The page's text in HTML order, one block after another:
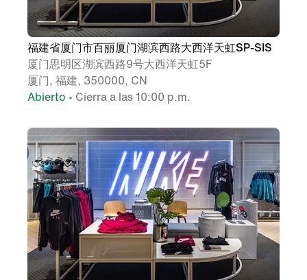
福建省厦门市百丽厦门湖滨西路大西洋天虹SP-SIS
厦门思明区湖滨西路9号大西洋天虹5F
厦门, 福建, 350000, CN
Abierto • Cierra a las 10:00 p.m.